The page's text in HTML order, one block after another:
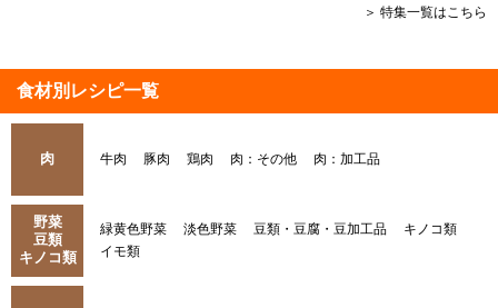
＞ 特集一覧はこちら
食材別レシピ一覧
肉 牛肉 豚肉 鶏肉 肉：その他 肉：加工品
野菜
豆類
キノコ類
緑黄色野菜 淡色野菜 豆類・豆腐・豆加工品
キノコ類
イモ類